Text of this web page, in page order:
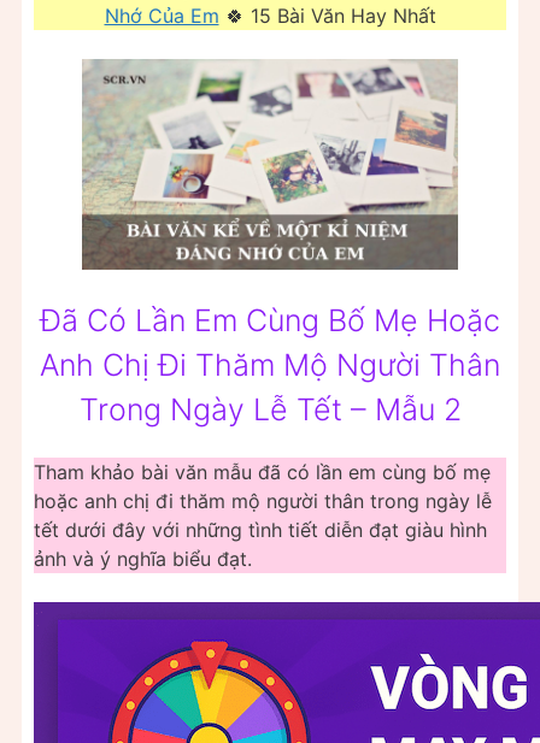
Nhớ Của Em 🍀 15 Bài Văn Hay Nhất
Đã Có Lần Em Cùng Bố Mẹ Hoặc
Anh Chị Đi Thăm Mộ Người Thân
Trong Ngày Lễ Tết – Mẫu 2
Tham khảo bài văn mẫu đã có lần em cùng bố mẹ
hoặc anh chị đi thăm mộ người thân trong ngày lễ
tết dưới đây với những tình tiết diễn đạt giàu hình
ảnh và ý nghĩa biểu đạt.